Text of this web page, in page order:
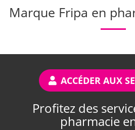
Marque Fripa en
ACCÉDER AUX
Profitez des
pharmacie